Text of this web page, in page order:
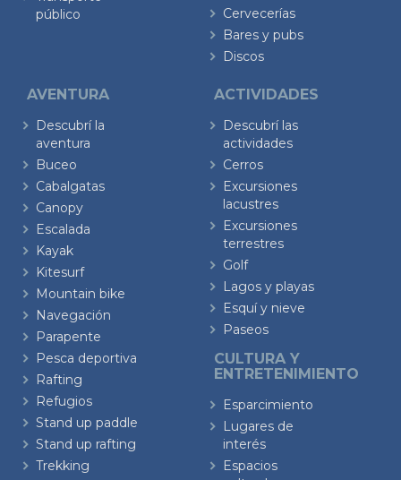
público
Cervecerías
Bares y pubs
Discos
AVENTURA
Descubrí la
aventura
Buceo
Cabalgatas
Canopy
Escalada
Kayak
Kitesurf
Mountain bike
Navegación
Parapente
Pesca deportiva
Rafting
Refugios
Stand up paddle
Stand up rafting
Trekking
ACTIVIDADES
Descubrí las
actividades
Cerros
Excursiones
lacustres
Excursiones
terrestres
Golf
Lagos y playas
Esquí y nieve
Paseos
CULTURA Y
ENTRETENIMIENTO
Esparcimiento
Lugares de
interés
Espacios